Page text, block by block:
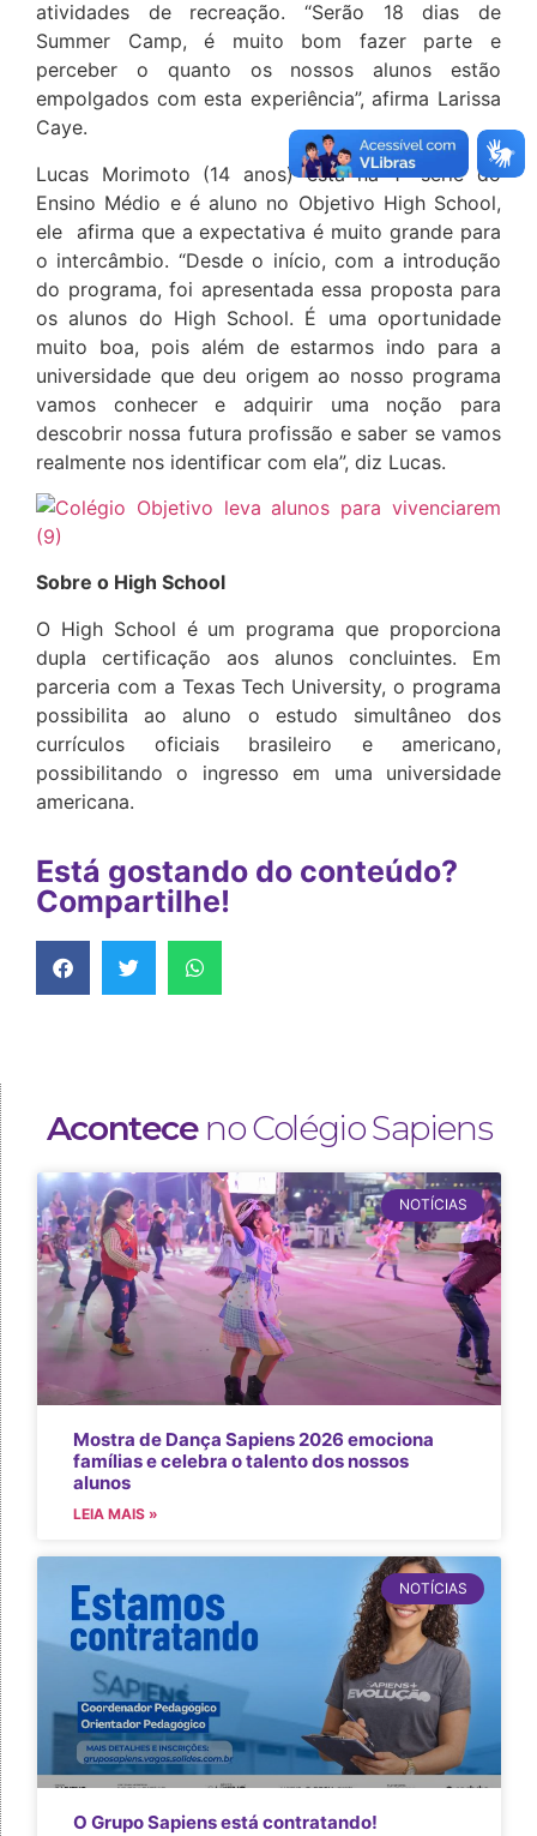
atividades de recreação. “Serão 18 dias de
Summer Camp, é muito bom fazer parte e
perceber o quanto os nossos alunos estão
empolgados com esta experiência”, afirma Larissa
Caye.
Lucas Morimoto (14 anos) está na 1ª série do
Ensino Médio e é aluno no Objetivo High School,
ele afirma que a expectativa é muito grande para
o intercâmbio. “Desde o início, com a introdução
do programa, foi apresentada essa proposta para
os alunos do High School. É uma oportunidade
muito boa, pois além de estarmos indo para a
universidade que deu origem ao nosso programa
vamos conhecer e adquirir uma noção para
descobrir nossa futura profissão e saber se vamos
realmente nos identificar com ela”, diz Lucas.
Sobre o High School
O High School é um programa que proporciona
dupla certificação aos alunos concluintes. Em
parceria com a Texas Tech University, o programa
possibilita ao aluno o estudo simultâneo dos
currículos oficiais brasileiro e americano,
possibilitando o ingresso em uma universidade
americana.
Está gostando do conteúdo?
Compartilhe!
Aconteceno Colégio Sapiens
NOTÍCIAS
Mostra de Dança Sapiens 2026 emociona
famílias e celebra o talento dos nossos
alunos
LEIA MAIS »
NOTÍCIAS
O Grupo Sapiens está contratando!